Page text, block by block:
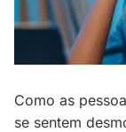
Como as
se sentem